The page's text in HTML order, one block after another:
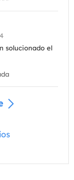
solucionado el